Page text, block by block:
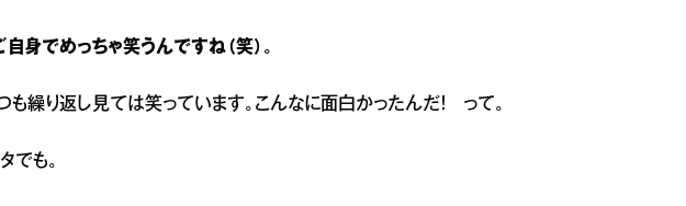
身でめっちゃ笑うんですね（笑）。
も繰り返し見ては笑っています。こんなに面白かったんだ！ って。
でも。